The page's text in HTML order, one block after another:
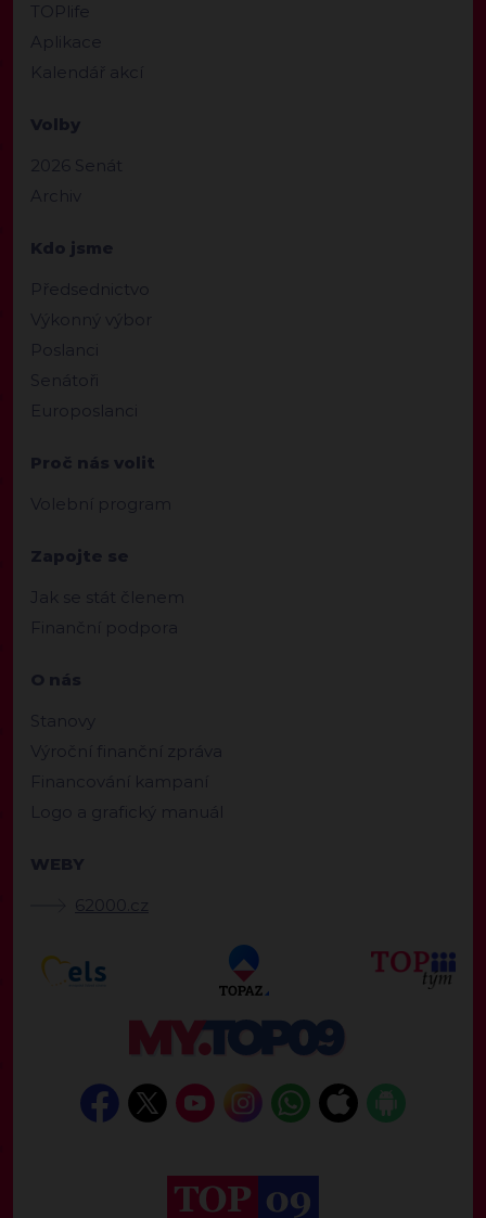
TOPlife
Aplikace
Kalendář akcí
Volby
2026 Senát
Archiv
Kdo jsme
Předsednictvo
Výkonný výbor
Poslanci
Senátoři
Europoslanci
Proč nás volit
Volební program
Zapojte se
Jak se stát členem
Finanční podpora
O nás
Stanovy
Výroční finanční zpráva
Financování kampaní
Logo a grafický manuál
WEBY
62000.cz